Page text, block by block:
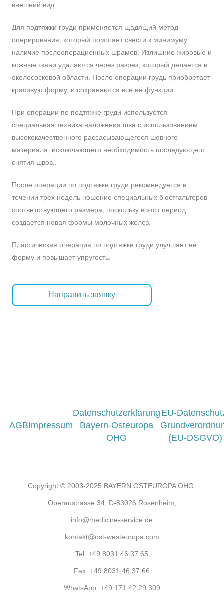
внешний вид.
Для подтяжки груди применяется щадящий метод
оперирования, который помогает свести к минимуму
наличие послеоперационных шрамов. Излишние жировые и
кожные ткани удаляются через разрез, который делается в
околососковой области. После операции грудь приобретает
красивую форму, и сохраняются все её функции.
При операции по подтяжке груди используется
специальная техника наложения шва с использованием
высококачественного рассасывающегося шовного
материала, исключающего необходимость последующего
снятия швов..
После операции по подтяжке груди рекомендуется в
течении трех недель ношение специальных бюстгальтеров
соответствующего размера, поскольку в этот период
создается новая формы молочных желез.
Пластическая операция по подтяжке груди улучшает её
форму и повышает упругость.
Направить заявку
AGBImpressum
Datenschutzerklarung
Bayern-Osteuropa
OHG
EU-
(EU-DSGVO)
Copyright © 2003-2025 BAYERN OSTEUROPA OHG
Oberaustrasse 34, D-83026 Rosenheim,
info@medicine-service.de
kontakt@ost-westeuropa.com
Tel: +49 8031 46 37 65
Fax: +49 8031 46 37 66
WhatsApp: +49 171 42 29 309